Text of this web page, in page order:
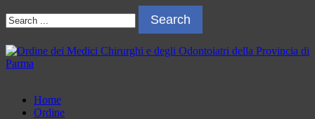
Skip
to
Skip
to
Search
for:
Parma
Provincia di Parma
Home
Ordine